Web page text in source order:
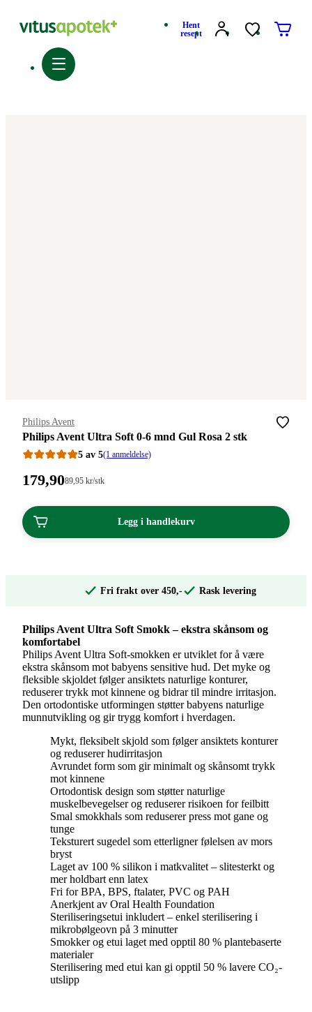
Hent
resept
Merke:
Philips Avent
Philips Avent Ultra Soft 0-6 mnd Gul Rosa 2 stk
5 av 5(1 anmeldelse)
Pris:
kroner.
179,90Stykkpris:
kroner.
89 ,95 kr/stk
Legg i handlekurv
Fri frakt over 450,- Rask levering
Philips Avent Ultra Soft Smokk – ekstra skånsom og
komfortabel
Philips Avent Ultra Soft-smokken er utviklet for å være
ekstra skånsom mot babyens sensitive hud. Det myke og
fleksible skjoldet følger ansiktets naturlige konturer,
reduserer trykk mot kinnene og bidrar til mindre irritasjon.
Den ortodontiske utformingen støtter babyens naturlige
munnutvikling og gir trygg komfort i hverdagen.
Mykt, fleksibelt skjold som følger ansiktets konturer
og reduserer hudirritasjon
Avrundet form som gir minimalt og skånsomt trykk
mot kinnene
Ortodontisk design som støtter naturlige
muskelbevegelser og reduserer risikoen for feilbitt
Smal smokkhals som reduserer press mot gane og
tunge
Teksturert sugedel som etterligner følelsen av mors
bryst
Laget av 100 % silikon i matkvalitet – slitesterkt og
mer holdbart enn latex
Fri for BPA, BPS, ftalater, PVC og PAH
Anerkjent av Oral Health Foundation
Steriliseringsetui inkludert – enkel sterilisering i
mikrobølgeovn på 3 minutter
Smokker og etui laget med opptil 80 % plantebaserte
materialer
Sterilisering med etui kan gi opptil 50 % lavere CO₂-
utslipp